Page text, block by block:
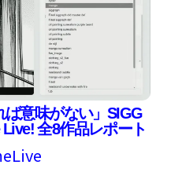
ば意味がない」SIGG
Live! 全8作品レポート